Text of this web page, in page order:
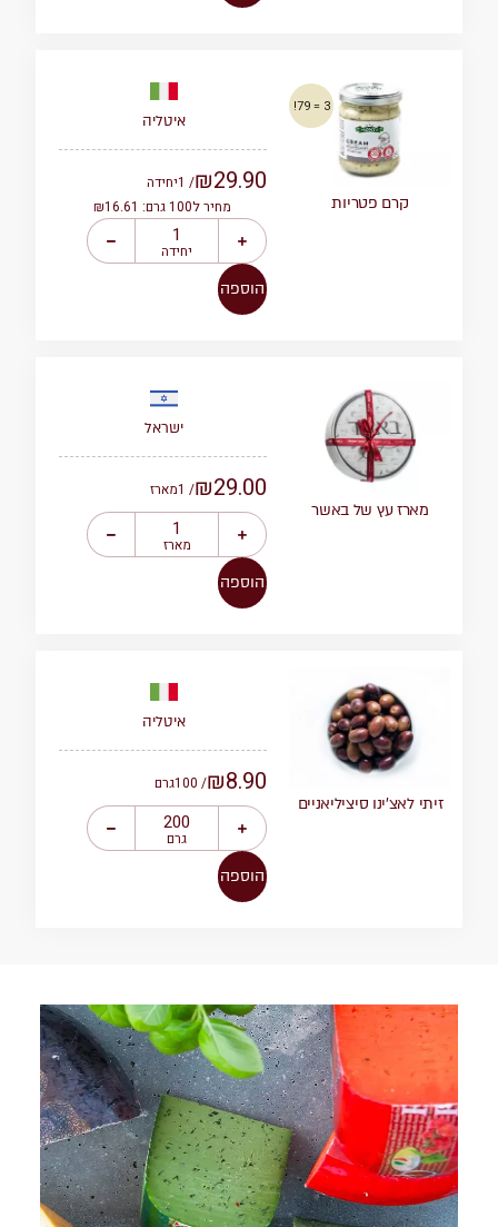
3 = 79!
קרם פטריות
איטליה
₪29.90
/ 1 יחידה
מחיר ל100 גרם: ₪16.61
יחידה
הוספה
מארז עץ של באשר
ישראל
₪29.00
/ 1 מארז
מארז
הוספה
זיתי לאצ’ינו סיציליאניים
איטליה
₪8.90
/ 100 גרם
גרם
הוספה